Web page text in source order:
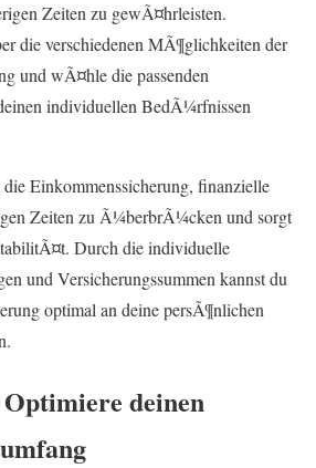
Zeiten zu gewÃ¤hrleisten.
die verschiedenen MÃ¶glichkeiten der
und wÃ¤hle die passenden
individuellen BedÃ¼rfnissen
Einkommenssicherung, finanzielle
Zeiten zu Ã¼berbrÃ¼cken und sorgt
Durch die individuelle
und Versicherungssummen kannst du
optimal an deine persÃ¶nlichen
deinen